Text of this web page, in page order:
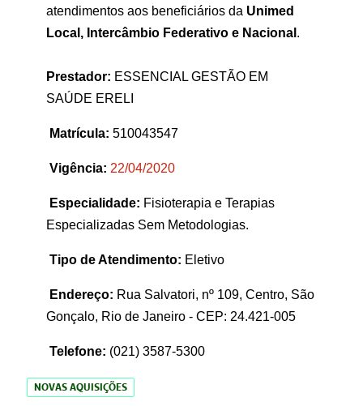
atendimentos aos beneficiários da Unimed
Local, Intercâmbio Federativo e Nacional .
Prestador: ESSENCIAL GESTÃO EM
SAÚDE ERELI
Matrícula: 510043547
Vigência: 22/04/2020
Especialidade: Fisioterapia e Terapias
Especializadas Sem Metodologias.
Tipo de Atendimento: Eletivo
Endereço: Rua Salvatori, nº 109, Centro, São
Gonçalo, Rio de Janeiro - CEP: 24.421-005
Telefone: (021) 3587-5300
NOVAS AQUISIÇÕES